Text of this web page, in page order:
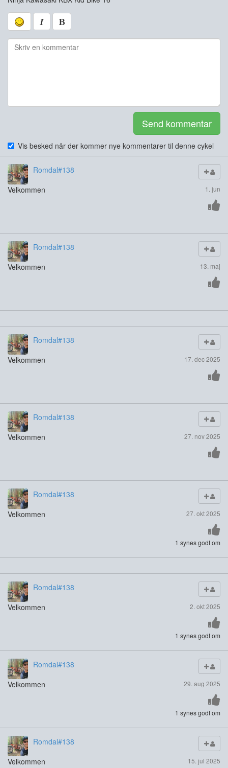
Send kommentar
Vis besked når der kommer nye kommentarer til denne cykel
Romdal#138
1. jun
Velkommen
Romdal#138
13. maj
Velkommen
Romdal#138
17. dec 2025
Velkommen
Romdal#138
27. nov 2025
Velkommen
Romdal#138
27. okt 2025
Velkommen
1 synes godt om
Romdal#138
2. okt 2025
Velkommen
1 synes godt om
Romdal#138
29. aug 2025
Velkommen
1 synes godt om
Romdal#138
15. jul 2025
Velkommen